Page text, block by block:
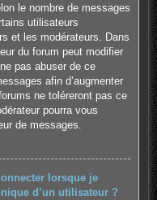
le nombre de messages
utilisateurs
et les modérateurs. Dans
du forum peut modifier
pas abuser de ce
afin d’augmenter
ne toléreront pas ce
pourra vous
de messages.
lorsque je
d’un utilisateur ?